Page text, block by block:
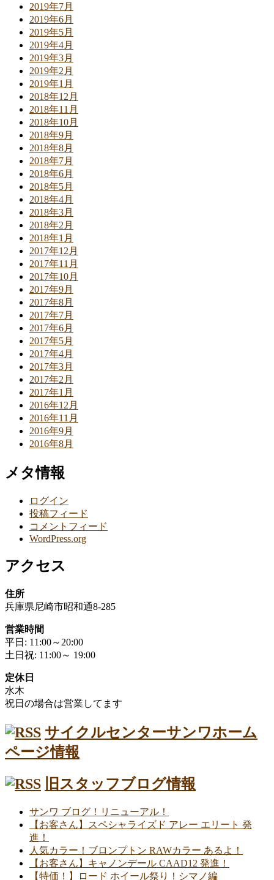
2019年7月
2019年6月
2019年5月
2019年4月
2019年3月
2019年2月
2019年1月
2018年12月
2018年11月
2018年10月
2018年9月
2018年8月
2018年7月
2018年6月
2018年5月
2018年4月
2018年3月
2018年2月
2018年1月
2017年12月
2017年11月
2017年10月
2017年9月
2017年8月
2017年7月
2017年6月
2017年5月
2017年4月
2017年3月
2017年2月
2017年1月
2016年12月
2016年11月
2016年9月
2016年8月
メタ情報
ログイン
投稿フィード
コメントフィード
WordPress.org
アクセス
住所
兵庫県尼崎市昭和通8-285
営業時間
平日: 11:00～20:00
土日祝: 11:00～ 19:00
定休日
水木
祝日の場合は営業してます
サイクルセンターサンワホーム
ページ情報
旧スタッフブログ情報
サンワ ブログ！リニューアル！
【お客さん】スペシャライズド アレー エリート 発
進！
人気カラー！ブロンプトン RAWカラー あるよ！
【お客さん】キャノンデール CAAD12 発進！
【特価！】ロード ホイール祭り！シマノ編